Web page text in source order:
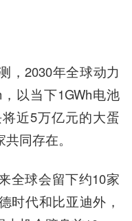
，2030年全球动力
以当下1GWh电池
近5万亿元的大蛋
同存在。
全球会留下约10家
时代和比亚迪外，